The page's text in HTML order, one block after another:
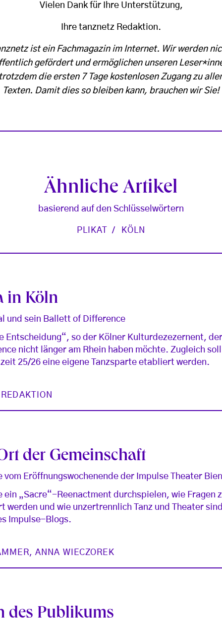
Vielen Dank für Ihre Unterstützung,
Ihre tanznetz Redaktion.
ist ein Fachmagazin im Internet. Wir werden
gefördert und ermöglichen unseren
die ersten 7 Tage kostenlosen Zugang zu
Texten. Damit dies so bleiben kann, brauchen wir Sie!
Ähnliche Artikel
basierend auf den Schlüsselwörtern
PLIKAT KÖLN
in Köln
und sein Ballett of Difference
Entscheidung“, so der Kölner Kulturdezezernent,
nicht länger am Rhein haben möchte. Zugleich
25/26 eine eigene Tanzsparte etabliert werden.
der Gemeinschaft
vom Eröffnungswochenende der Impulse Theater
ein „Sacre“-Reenactment durchspielen, wie Fragen
werden und wie unzertrennlich Tanz und Theater
Impulse-Blogs.
, ANNA WIECZOREK
des Publikums